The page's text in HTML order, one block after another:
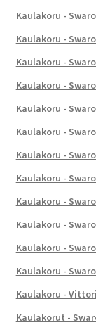
Kaulakoru -
Kaulakoru -
Kaulakoru -
Kaulakoru -
Kaulakoru -
Kaulakoru -
Kaulakoru -
Kaulakoru -
Kaulakoru -
Kaulakoru -
Kaulakoru -
Kaulakoru -
Kaulakoru -
Kaulakorut -